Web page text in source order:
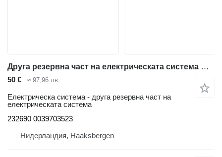
Друга резервна част на електрическата система Contactor 232690 за стакер Linde L12LHP
50 € ≈ 97,96 лв.
Електрическа система - друга резервна част на
електрическата система
232690 0039703523
Нидерландия, Haaksbergen